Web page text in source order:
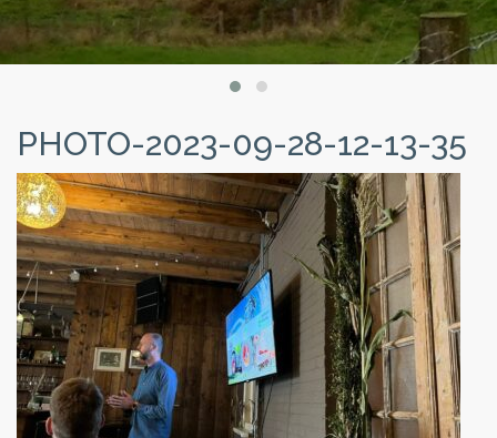
PHOTO-2023-09-28-12-13-35